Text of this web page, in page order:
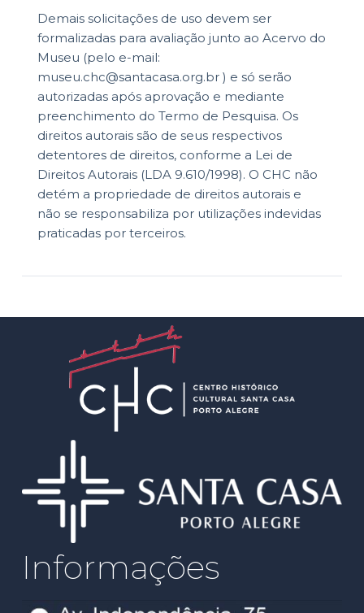
Demais solicitações de uso devem ser
formalizadas para avaliação junto ao Acervo do
Museu (pelo e-mail:
museu.chc@santacasa.org.br ) e só serão
autorizadas após aprovação e mediante
preenchimento do Termo de Pesquisa. Os
direitos autorais são de seus respectivos
detentores de direitos, conforme a Lei de
Direitos Autorais (LDA 9.610/1998). O CHC não
detém a propriedade de direitos autorais e
não se responsabiliza por utilizações indevidas
praticadas por terceiros.
Informações